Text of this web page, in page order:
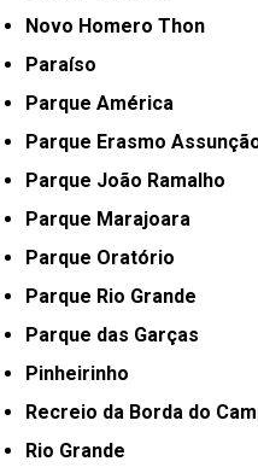
Novo Homero Thon
Paraíso
Parque América
Parque Erasmo
Parque João Ramalho
Parque Marajoara
Parque Oratório
Parque Rio Grande
Parque das Garças
Pinheirinho
Recreio da Borda do
Rio Grande